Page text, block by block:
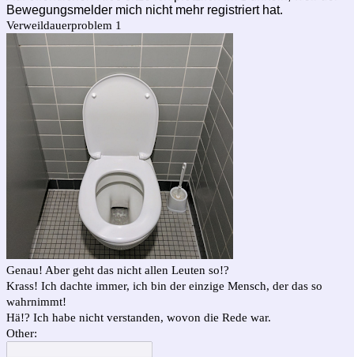
Bewegungsmelder mich nicht mehr registriert hat.
Verweildauerproblem 1
Genau! Aber geht das nicht allen Leuten so!?
Krass! Ich dachte immer, ich bin der einzige Mensch, der das so
wahrnimmt!
Hä!? Ich habe nicht verstanden, wovon die Rede war.
Other: